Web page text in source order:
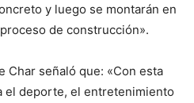
y luego se montarán en
de construcción».
Char señaló que: «Con esta
el deporte, el entretenimiento